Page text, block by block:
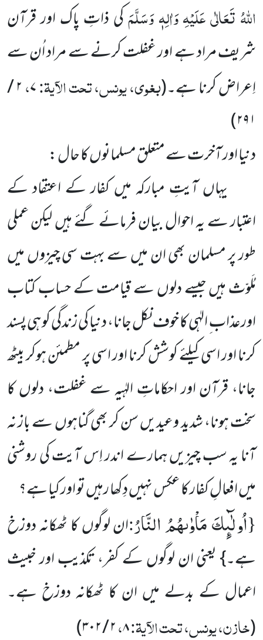
اللہُ تَعَالٰی عَلَیْہِ وَاٰلِہٖ وَسَلَّمَکی ذاتِ پاک اور قرآن
شریف مراد ہے اور غفلت کرنے سے مراد اُن سے
اِعراض کرنا ہے۔(بغوی، یونس، تحت الآیۃ:۷، ۲ /
۲۹۱)
دنیا اور آخرت سے متعلق مسلمانوں کا حال :
یہاں آیتِ مبارکہ میں کفار کے اعتقاد کے
اعتبار سے یہ احوال بیان فرمائے گئے ہیں لیکن عملی
طور پر مسلمان بھی ان میں سے بہت سی چیزوں میں
مُلَوّث ہیں جیسے دلوں سے قیامت کے حساب کتاب
اورعذاب ِ الہٰی کا خوف نکل جانا، دنیا کی زندگی کو ہی پسند
کرنا اور اسی کیلئے کوشش کرنا اور اسی پر مطمئن ہوکر بیٹھ
جانا، قرآن اور احکاماتِ الہٰیہ سے غفلت، دلوں کا
سخت ہونا، شدید وعیدیں سن کر بھی گناہوں سے باز نہ
آنا یہ سب چیزیں ہمارے اندر اِس آیت کی روشنی
میں افعالِ کفار کا عکس نہیں دِکھا رہیں تو اور کیا ہے؟
{اُولٰٓىٕكَ مَاْوٰىهُمُ النَّارُ:ان لوگوں کا ٹھکانہ دوزخ
ہے۔} یعنی ان لوگوں کے کفر، تکذیب اور خبیث
اعمال کے بدلے میں ان کا ٹھکانہ دوزخ ہے۔
(خازن، یونس، تحت الآیۃ:۸،۲ / ۳۰۲ )